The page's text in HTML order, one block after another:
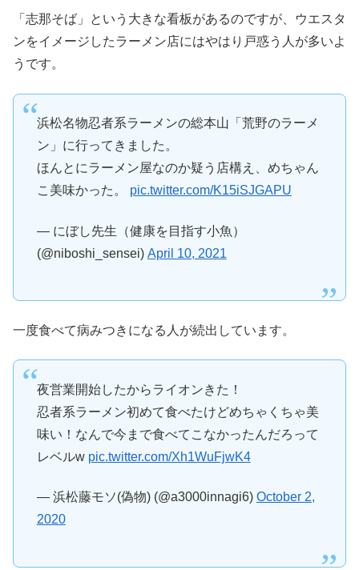
「志那そば」という大きな看板があるのですが、ウエスタ
ンをイメージしたラーメン店にはやはり戸惑う人が多いよ
うです。
浜松名物忍者系ラーメンの総本山「荒野のラーメ
ン」に行ってきました。
ほんとにラーメン屋なのか疑う店構え、めちゃん
こ美味かった。 pic.twitter.com/K15iSJGAPU
— にぼし先生（健康を目指す小魚）
(@niboshi_sensei) April 10, 2021
一度食べて病みつきになる人が続出しています。
夜営業開始したからライオンきた！
忍者系ラーメン初めて食べたけどめちゃくちゃ美
味い！なんで今まで食べてこなかったんだろって
レベルw pic.twitter.com/Xh1WuFjwK4
— 浜松藤モソ(偽物) (@a3000innagi6) October 2,
2020